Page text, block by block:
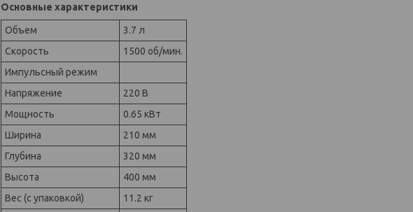
Основные характеристики
Объем
3.7 л
Скорость
1500 об/мин.
Импульсный режим
Напряжение
220 В
Мощность
0.65 кВт
Ширина
210 мм
Глубина
320 мм
Высота
400 мм
Вес (с упаковкой)
11.2 кг